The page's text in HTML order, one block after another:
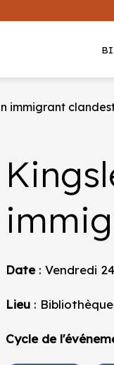
immigrant
Date: Vendredi
Lieu:
Cycle de